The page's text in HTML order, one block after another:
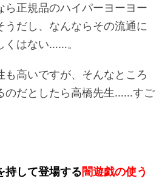
ら正規品のハイパーヨーヨー
うだし、なんならその流通に
くはない……。
も高いですが、そんなところ
のだとしたら高橋先生……すご
持して登場する闇遊戯の使う